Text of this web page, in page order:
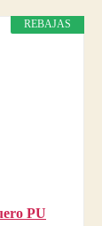
REBAJAS
PU